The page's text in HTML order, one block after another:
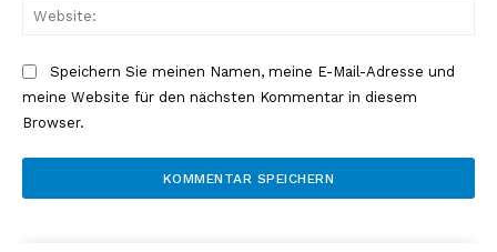
Speichern Sie meinen Namen, meine E-Mail-Adresse und
meine Website für den nächsten Kommentar in diesem
Browser.